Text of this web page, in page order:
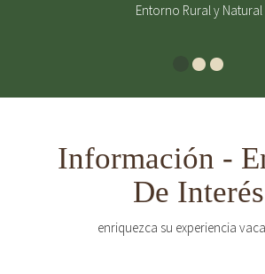
Entorno Rural y Natural
Información -
De Interés
enriquezca su experiencia